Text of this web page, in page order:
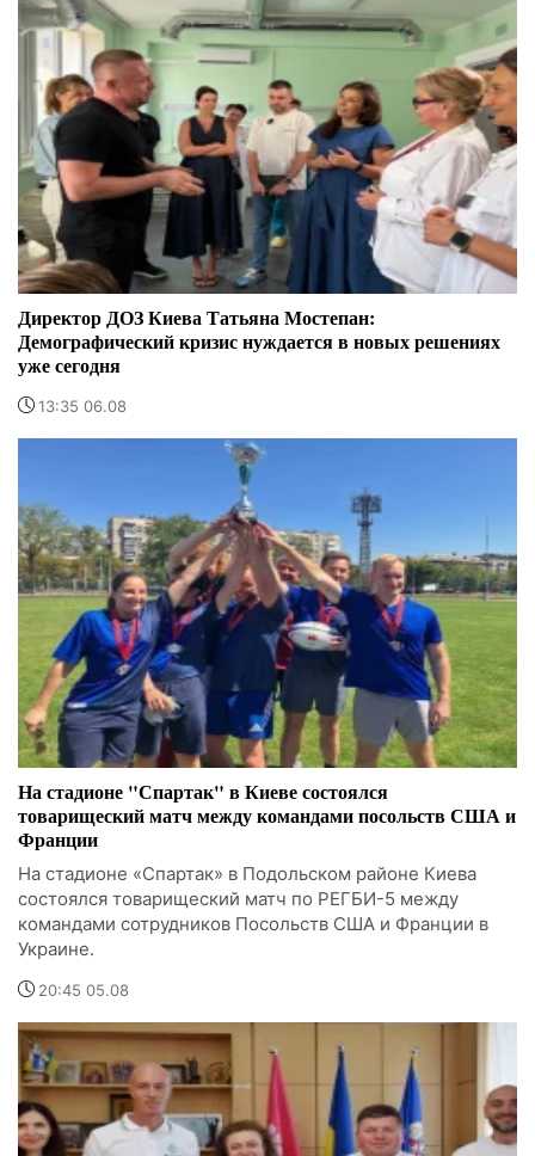
Директор ДОЗ Киева Татьяна Мостепан:
Демографический кризис нуждается в новых решениях
уже сегодня
13:35 06.08
На стадионе "Спартак" в Киеве состоялся
товарищеский матч между командами посольств США и
Франции
На стадионе «Спартак» в Подольском районе Киева
состоялся товарищеский матч по РЕГБИ-5 между
командами сотрудников Посольств США и Франции в
Украине.
20:45 05.08